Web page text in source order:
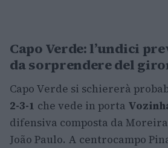
Capo Verde: l’undici
da sorprendere del
Capo Verde si schiererà
2-3-1 che vede in porta
difensiva composta da
João Paulo. A centrocampo